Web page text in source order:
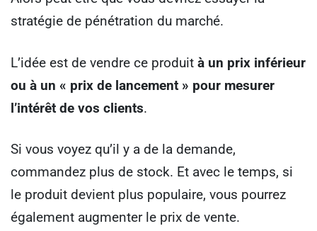
stratégie de pénétration du marché.
L’idée est de vendre ce produit à un prix inférieur
ou à un « prix de lancement » pour mesurer
l’intérêt de vos clients.
Si vous voyez qu’il y a de la demande,
commandez plus de stock. Et avec le temps, si
le produit devient plus populaire, vous pourrez
également augmenter le prix de vente.